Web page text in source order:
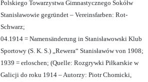
Polskiego Towarzystwa Gimnastycznego Sokółw
Stanisławowie gegründet – Vereinsfarben: Rot-
Schwarz;
04.1914 = Namensänderung in Stanisławowski Klub
Sportowy (S. K. S.) „Rewera“ Stanisławów von 1908;
1939 = erloschen; (Quelle: Rozgrywki Piłkarskie w
Galicji do roku 1914 – Autorzy: Piotr Chomicki,